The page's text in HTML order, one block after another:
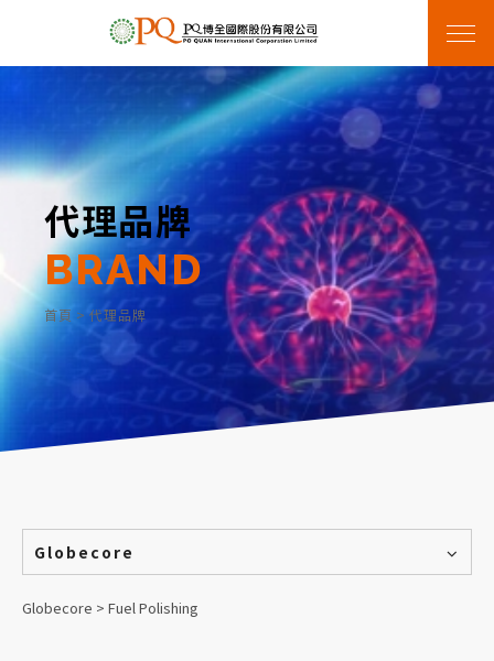
代理品牌
BRAND
首頁 > 代理品牌
Globecore
Globecore > Fuel Polishing